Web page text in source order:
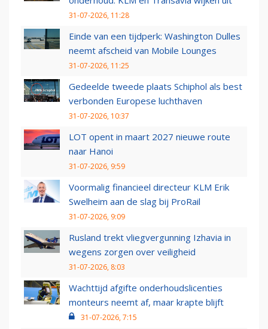
31-07-2026, 11:28
Einde van een tijdperk: Washington Dulles
neemt afscheid van Mobile Lounges
31-07-2026, 11:25
Gedeelde tweede plaats Schiphol als best
verbonden Europese luchthaven
31-07-2026, 10:37
LOT opent in maart 2027 nieuwe route
naar Hanoi
31-07-2026, 9:59
Voormalig financieel directeur KLM Erik
Swelheim aan de slag bij ProRail
31-07-2026, 9:09
Rusland trekt vliegvergunning Izhavia in
wegens zorgen over veiligheid
31-07-2026, 8:03
Wachttijd afgifte onderhoudslicenties
monteurs neemt af, maar krapte blijft
31-07-2026, 7:15